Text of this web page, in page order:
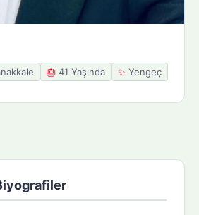
🎂 41 Yaşında ✨ Yengeç